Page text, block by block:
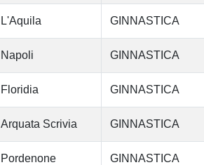
L'Aquila GINNASTICA
Napoli GINNASTICA
Floridia GINNASTICA
Arquata Scrivia GINNASTICA
Pordenone GINNASTICA